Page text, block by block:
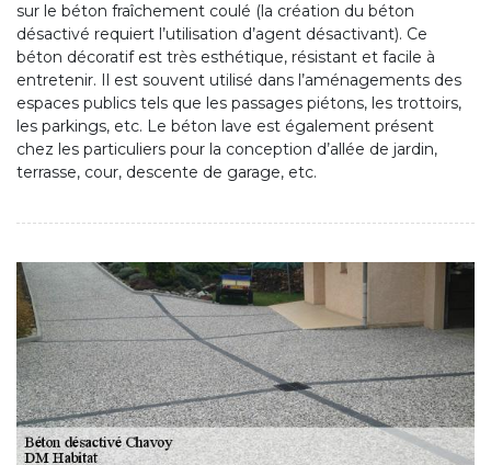
sur le béton fraîchement coulé (la création du béton
désactivé requiert l’utilisation d’agent désactivant). Ce
béton décoratif est très esthétique, résistant et facile à
entretenir. Il est souvent utilisé dans l’aménagements des
espaces publics tels que les passages piétons, les trottoirs,
les parkings, etc. Le béton lave est également présent
chez les particuliers pour la conception d’allée de jardin,
terrasse, cour, descente de garage, etc.